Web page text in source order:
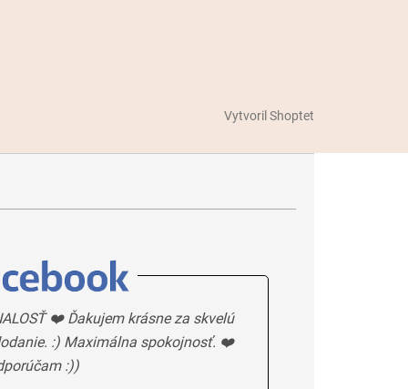
Vytvoril Shoptet
❤️ Ďakujem krásne za skvelú
:) Maximálna spokojnosť. ❤️
:))